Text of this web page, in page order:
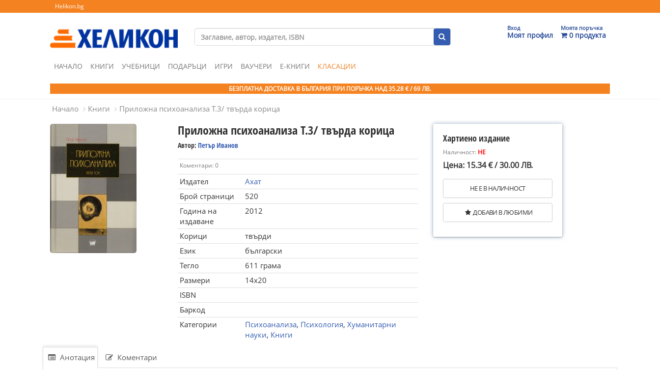
Helikon.bg
Вход
Моят профил
Моята поръчка
0 продукта
НАЧАЛО КНИГИ УЧЕБНИЦИ ПОДАРЪЦИ ИГРИ ВАУЧЕРИ Е-КНИГИ КЛАСАЦИИ
БЕЗПЛАТНА ДОСТАВКА В БЪЛГАРИЯ ПРИ ПОРЪЧКА НАД 35.28 € / 69 ЛВ.
Начало Книги Приложна психоанализа Т.3/ твърда корица
Приложна психоанализа Т.3/ твърда корица
Автор: Петър Иванов
Коментари: 0
Издател
Ахат
Брой страници
520
Година на
издаване
2012
Корици
твърди
Език
български
Тегло
611 грама
Размери
14x20
ISBN
Баркод
Категории
Психоанализа, Психология, Хуманитарни
науки, Книги
Хартиено издание
Наличност: НЕ
Цена: 15.34 € / 30.00 ЛВ.
НЕ Е В НАЛИЧНОСТ
ДОБАВИ В ЛЮБИМИ
Анотация Коментари